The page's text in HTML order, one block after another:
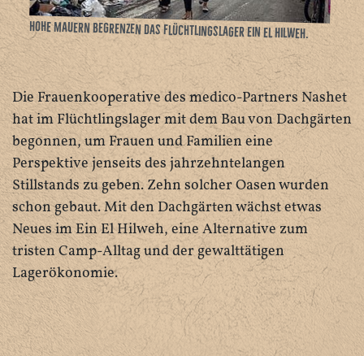
Hohe Mauern begrenzen das Flüchtlingslager Ein El Hilweh.
Die Frauenkooperative des medico-Partners Nashet
hat im Flüchtlingslager mit dem Bau von Dachgärten
begonnen, um Frauen und Familien eine
Perspektive jenseits des jahrzehntelangen
Stillstands zu geben. Zehn solcher Oasen wurden
schon gebaut. Mit den Dachgärten wächst etwas
Neues im Ein El Hilweh, eine Alternative zum
tristen Camp-Alltag und der gewalttätigen
Lagerökonomie.